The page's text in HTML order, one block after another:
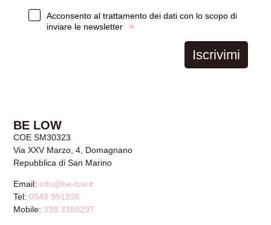
Acconsento al trattamento dei dati con lo scopo di
inviare le newsletter
»
Iscrivimi
BE LOW
COE SM30323
Via XXV Marzo, 4, Domagnano
Repubblica di San Marino
Email: info@be-low.it
Tel:0549 991936
Mobile: 339 3380297